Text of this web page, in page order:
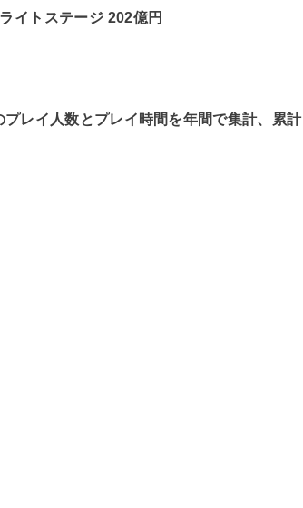
イトステージ 202億円
レイ人数とプレイ時間を年間で集計、累計